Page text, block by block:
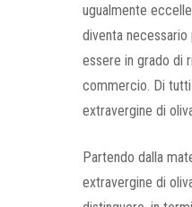
ugualmente
diventa
essere in grado di
commercio. Di
extravergine di
Partendo dalla
extravergine di